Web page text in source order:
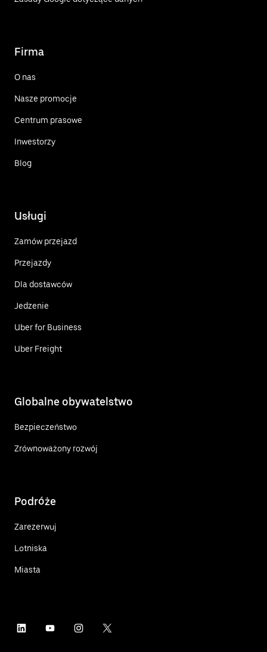
Firma
O nas
Nasze promocje
Centrum prasowe
Inwestorzy
Blog
Usługi
Zamów przejazd
Przejazdy
Dla dostawców
Jedzenie
Uber for Business
Uber Freight
Globalne obywatelstwo
Bezpieczeństwo
Zrównoważony rozwój
Podróże
Zarezerwuj
Lotniska
Miasta